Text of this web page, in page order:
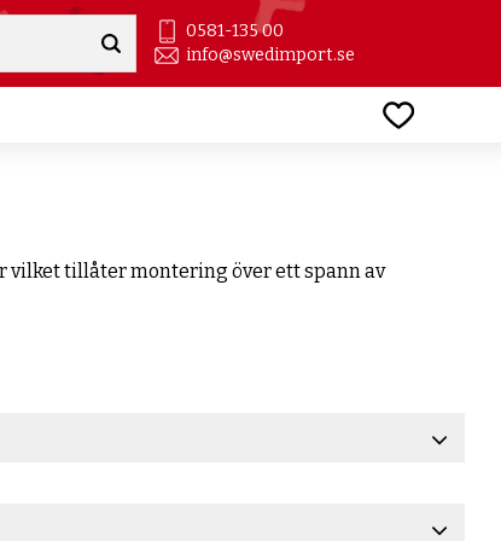
0581-135 00
info@swedimport.se
vilket tillåter montering över ett spann av